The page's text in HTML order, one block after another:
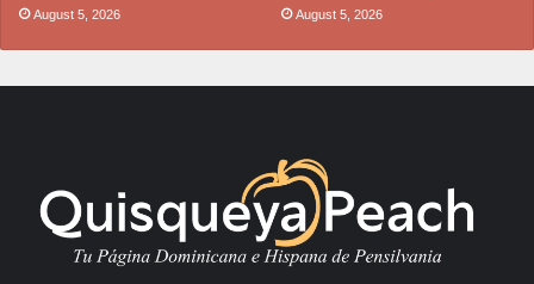
August 5, 2026 August 5, 2026